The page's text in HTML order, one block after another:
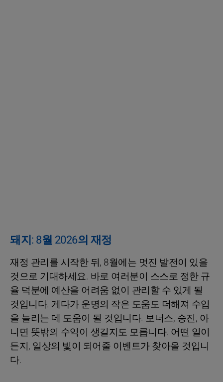
돼지: 8월 2026의 재정
재정 관리를 시작한 뒤, 8월에는 멋진 발전이 있을
것으로 기대하세요. 바로 여러분이 스스로 정한 규
율 덕분에 예산을 어려움 없이 관리할 수 있게 될
것입니다. 게다가 운명의 작은 도움도 더해져 수입
을 늘리는 데 도움이 될 것입니다. 보너스, 승진, 아
니면 뜻밖의 수익이 생길지도 모릅니다. 어떤 일이
든지, 일상의 빛이 되어줄 이벤트가 찾아올 것입니
다.